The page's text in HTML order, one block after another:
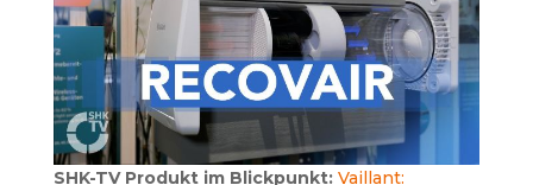
SHK-TV Produkt im Blickpunkt: Vaillant: